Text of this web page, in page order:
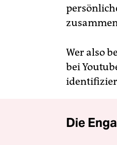
Wer also
bei
Die